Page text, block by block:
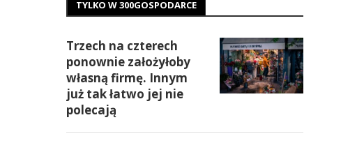
TYLKO W 300GOSPODARCE
Trzech na czterech
ponownie założyłoby
własną firmę. Innym
już tak łatwo jej nie
polecają